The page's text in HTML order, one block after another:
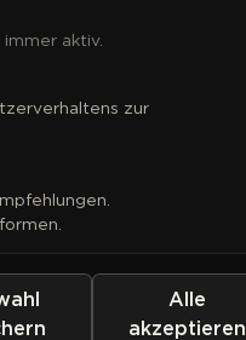
aktiv.
zur
Alle
akzeptieren